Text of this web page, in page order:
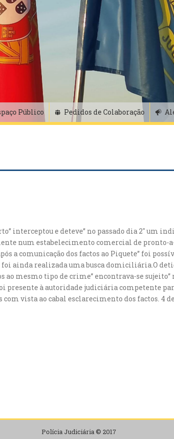
Público Pedidos de Colaboração
interceptou e deteve” no passado dia 2″ um
num estabelecimento comercial de pronto-
a comunicação dos factos ao Piquete” foi
ainda realizada uma busca domiciliária.O
mesmo tipo de crime” encontrava-se
presente à autoridade judiciária competente
vista ao cabal esclarecimento dos factos. 4
Polícia Judiciária © 2017